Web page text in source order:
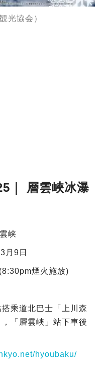
光協会）
｜ 層雲峽冰瀑
峡
月9日
煙火施放)
乘道北巴士「上川森
「層雲峽」站下車後
hyoubaku/